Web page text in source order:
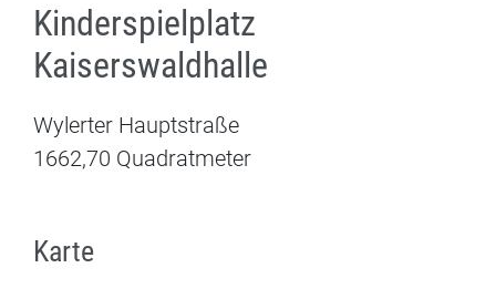
Kinderspielplatz
Kaiserswaldhalle
Wylerter Hauptstraße
1662,70 Quadratmeter
Karte